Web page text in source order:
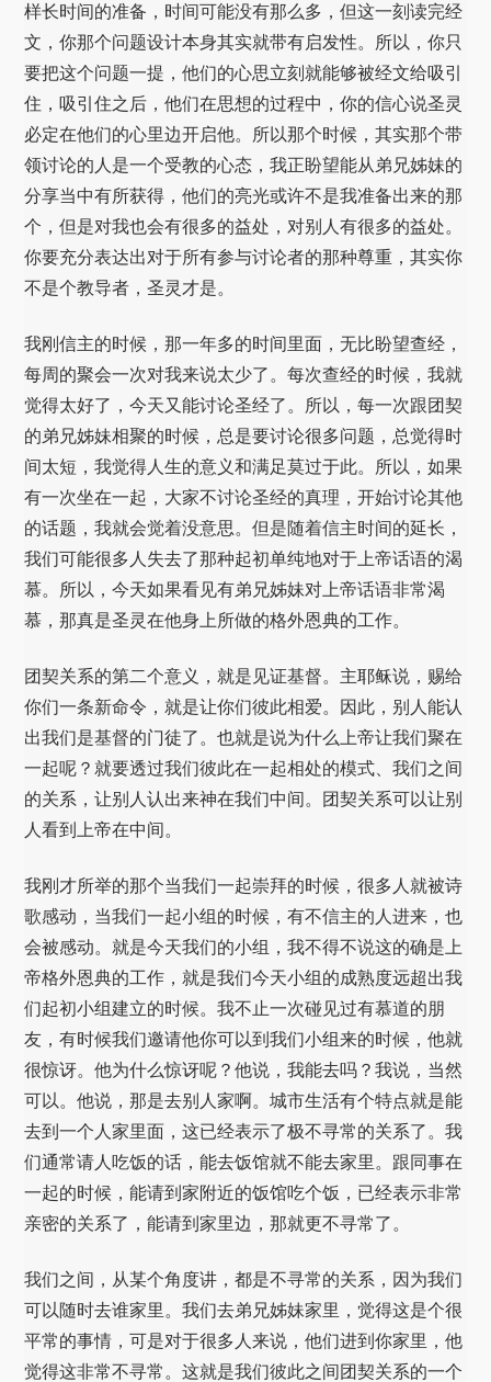
样长时间的准备，时间可能没有那么多，但这一刻读完经
文，你那个问题设计本身其实就带有启发性。所以，你只
要把这个问题一提，他们的心思立刻就能够被经文给吸引
住，吸引住之后，他们在思想的过程中，你的信心说圣灵
必定在他们的心里边开启他。所以那个时候，其实那个带
领讨论的人是一个受教的心态，我正盼望能从弟兄姊妹的
分享当中有所获得，他们的亮光或许不是我准备出来的那
个，但是对我也会有很多的益处，对别人有很多的益处。
你要充分表达出对于所有参与讨论者的那种尊重，其实你
不是个教导者，圣灵才是。
我刚信主的时候，那一年多的时间里面，无比盼望查经，
每周的聚会一次对我来说太少了。每次查经的时候，我就
觉得太好了，今天又能讨论圣经了。所以，每一次跟团契
的弟兄姊妹相聚的时候，总是要讨论很多问题，总觉得时
间太短，我觉得人生的意义和满足莫过于此。所以，如果
有一次坐在一起，大家不讨论圣经的真理，开始讨论其他
的话题，我就会觉着没意思。但是随着信主时间的延长，
我们可能很多人失去了那种起初单纯地对于上帝话语的渴
慕。所以，今天如果看见有弟兄姊妹对上帝话语非常渴
慕，那真是圣灵在他身上所做的格外恩典的工作。
团契关系的第二个意义，就是见证基督。主耶稣说，赐给
你们一条新命令，就是让你们彼此相爱。因此，别人能认
出我们是基督的门徒了。也就是说为什么上帝让我们聚在
一起呢？就要透过我们彼此在一起相处的模式、我们之间
的关系，让别人认出来神在我们中间。团契关系可以让别
人看到上帝在中间。
我刚才所举的那个当我们一起崇拜的时候，很多人就被诗
歌感动，当我们一起小组的时候，有不信主的人进来，也
会被感动。就是今天我们的小组，我不得不说这的确是上
帝格外恩典的工作，就是我们今天小组的成熟度远超出我
们起初小组建立的时候。我不止一次碰见过有慕道的朋
友，有时候我们邀请他你可以到我们小组来的时候，他就
很惊讶。他为什么惊讶呢？他说，我能去吗？我说，当然
可以。他说，那是去别人家啊。城市生活有个特点就是能
去到一个人家里面，这已经表示了极不寻常的关系了。我
们通常请人吃饭的话，能去饭馆就不能去家里。跟同事在
一起的时候，能请到家附近的饭馆吃个饭，已经表示非常
亲密的关系了，能请到家里边，那就更不寻常了。
我们之间，从某个角度讲，都是不寻常的关系，因为我们
可以随时去谁家里。我们去弟兄姊妹家里，觉得这是个很
平常的事情，可是对于很多人来说，他们进到你家里，他
觉得这非常不寻常。这就是我们彼此之间团契关系的一个